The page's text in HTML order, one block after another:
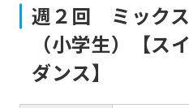
週２回 ミック
（小学生）【ス
ダンス】